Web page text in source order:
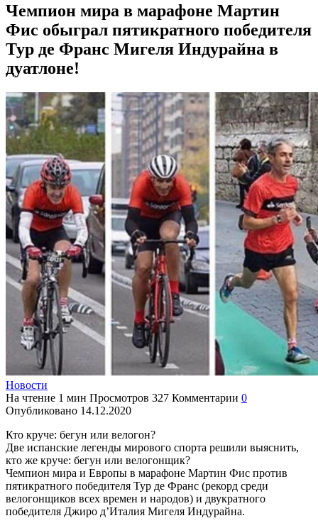
Чемпион мира в марафоне Мартин
Фис обыграл пятикратного победителя
Тур де Франс Мигеля Индурайна в
дуатлоне!
Новости
На чтение 1 мин Просмотров 327 Комментарии 0
Опубликовано 14.12.2020
Кто круче: бегун или велогон?
Две испанские легенды мирового спорта решили выяснить,
кто же круче: бегун или велогонщик?
Чемпион мира и Европы в марафоне Мартин Фис против
пятикратного победителя Тур де Франс (рекорд среди
велогонщиков всех времен и народов) и двукратного
победителя Джиро д’Италия Мигеля Индурайна.